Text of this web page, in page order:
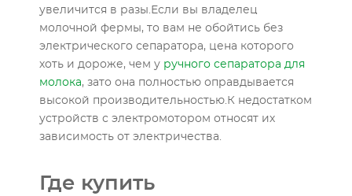
увеличится в разы.Если вы владелец
молочной фермы, то вам не обойтись без
электрического сепаратора, цена которого
хоть и дороже, чем у ручного сепаратора для
молока, зато она полностью оправдывается
высокой производительностью.К недостатком
устройств с электромотором относят их
зависимость от электричества.
Где купить